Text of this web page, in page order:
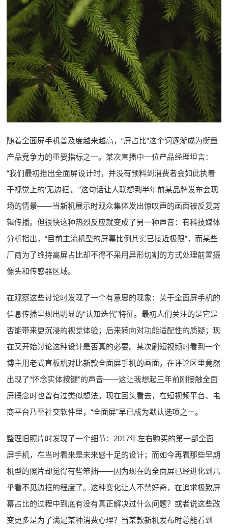
随着全面屏手机普及度越来越高，“屏占比”这个词逐渐成为衡量
产品竞争力的重要指标之一。某次直播中一位产品经理坦言：
“我们最初推出全面屏设计时，并没有预料到消费者会如此执着
于视觉上的‘无边框’。”这句话让人联想到半年前某品牌发布会现
场的情景——当新机展示时观众集体发出惊叹声的画面被反复剪
辑传播。但很快这种热烈反应就变成了另一种声音：有科技媒体
分析指出，“目前主流机型的屏幕比例其实已接近极限”，而某些
厂商为了维持高屏占比却不得不采用异形切割的方式处理前置摄
像头和传感器区域。
在观察这些讨论时发现了一个有意思的现象：关于全面屏手机的
信息传播呈现出明显的“认知迭代”特征。最初人们关注的是它是
否能带来更沉浸的视觉体验；后来转向对功能适配性的质疑；现
在又开始讨论这种设计是否真的必要。某次刷短视频时看到一个
博主用老式直板机对比新款全面屏手机的画面，在评论区里竟然
出现了“怀念实体按键”的声音——这让我想起三年前刚接触全面
屏概念时也曾有过类似想法。现在回头看去，在短视频平台、电
商平台乃至社交软件里，“全面屏”早已成为默认选项之一。
整理旧照片时发现了一个细节：2017年左右购买的第一部全面
屏手机，在当时看来是未来感十足的设计；而如今再看那些早期
机型的照片却觉得有些笨拙——因为现在的全面屏已经进化到几
乎看不见边框的程度了。这种变化让人不禁好奇，在追求极致屏
幕占比的过程中到底有没有真正解决过什么问题？或者说这些改
变更多是为了满足某种消费心理？当某款新机发布时总能看到